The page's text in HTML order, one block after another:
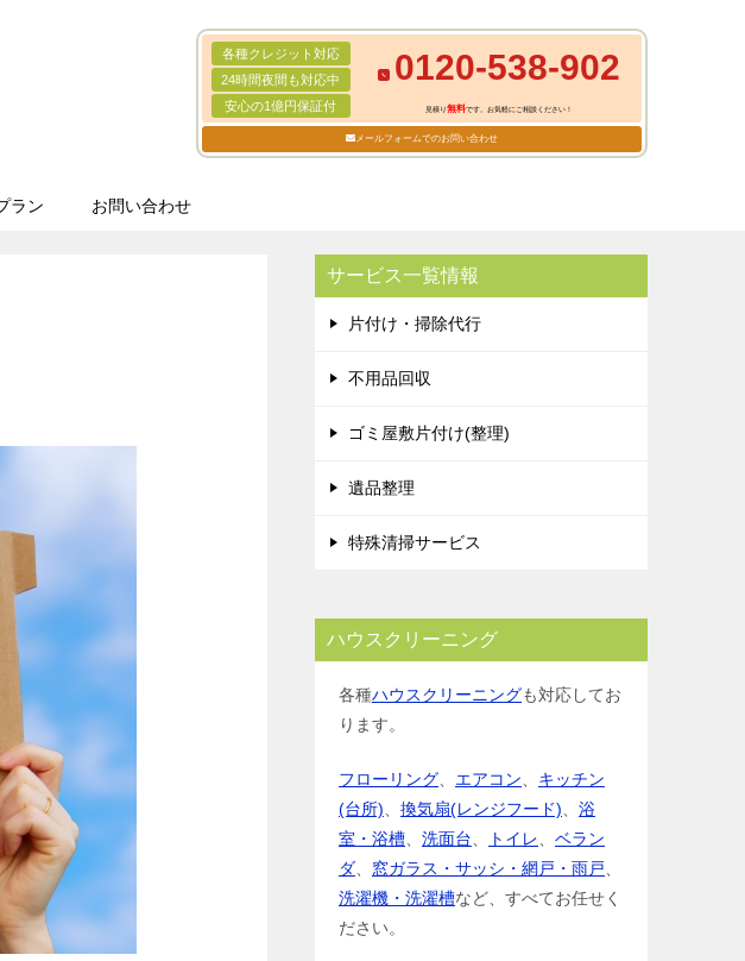
各種クレジット対応
24時間夜間も対応中
安心の1億円保証付
0120-538-902
見積り無料です。お気軽にご相談ください！
メールフォームでのお問い合わせ
ラン お問い合わせ
サービス一覧情報
片付け・掃除代行
不用品回収
ゴミ屋敷片付け(整理)
遺品整理
特殊清掃サービス
ハウスクリーニング
各種ハウスクリーニングも対応してお
ります。
フローリング エアコン
キッチン
(台所)
換気扇(レンジフード)
浴
室・浴槽
洗面台 トイレ
ベラン
ダ
窓ガラス・サッシ・網戸・雨戸
洗濯機・洗濯槽など、すべてお任せく
ださい。